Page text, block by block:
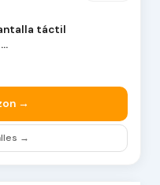
táctil
→
→